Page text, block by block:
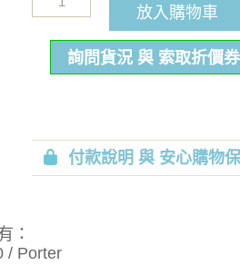
放入購物車
詢問貨況 與 索取折價券
付款說明 與 安心購物
：
/ Porter